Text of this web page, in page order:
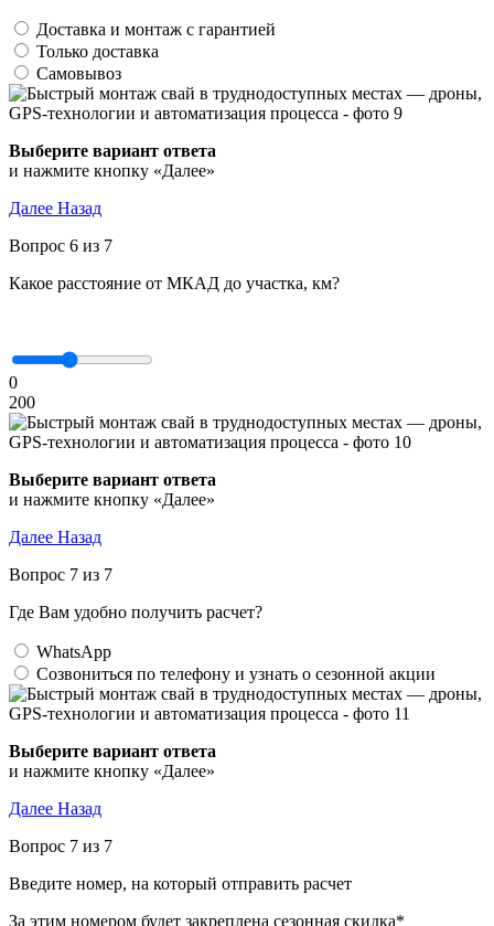
Доставка и монтаж с гарантией
Только доставка
Самовывоз
Выберите вариант ответа
и нажмите кнопку «Далее»
Далее Назад
Вопрос 6 из 7
Какое расстояние от МКАД до участка, км?
0
200
Выберите вариант ответа
и нажмите кнопку «Далее»
Далее Назад
Вопрос 7 из 7
Где Вам удобно получить расчет?
WhatsApp
Созвониться по телефону и узнать о сезонной акции
Выберите вариант ответа
и нажмите кнопку «Далее»
Далее Назад
Вопрос 7 из 7
Введите номер, на который отправить расчет
За этим номером будет закреплена сезонная скидка*